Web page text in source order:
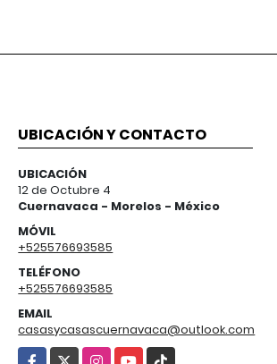
UBICACIÓN Y CONTACTO
UBICACIÓN
12 de Octubre 4
Cuernavaca - Morelos - México
MÓVIL
+525576693585
TELÉFONO
+525576693585
EMAIL
casasycasascuernavaca@outlook.com
Facebook
X Instagram
YouTube
TikTok